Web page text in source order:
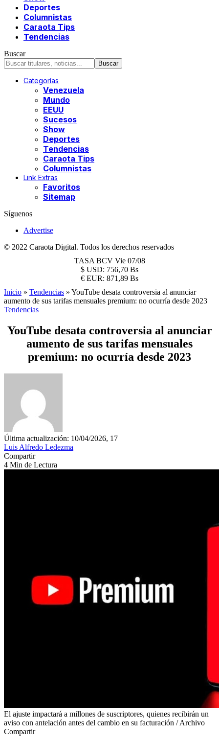
Deportes
Columnistas
Caraota Tips
Tendencias
Buscar
Categorías
Venezuela
Mundo
EEUU
Sucesos
Show
Deportes
Tendencias
Caraota Tips
Columnistas
Link Extras
Favoritos
Sitemap
Síguenos
Advertise
© 2022 Caraota Digital. Todos los derechos reservados
TASA BCV Vie 07/08
$ USD: 756,70 Bs
€ EUR: 871,89 Bs
Inicio » Tendencias » YouTube desata controversia al anunciar
aumento de sus tarifas mensuales premium: no ocurría desde 2023
Tendencias
YouTube desata controversia al anunciar
aumento de sus tarifas mensuales
premium: no ocurría desde 2023
Última actualización: 10/04/2026, 17
Luis Alfredo Ledezma
Compartir
4 Min de Lectura
El ajuste impactará a millones de suscriptores, quienes recibirán un
aviso con antelación antes del cambio en su facturación / Archivo
Compartir